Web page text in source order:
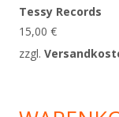
Tessy Records
15,00 €
zzgl.